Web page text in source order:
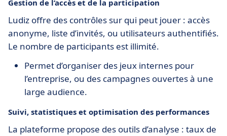
Gestion de l’accès et de la participation
Ludiz offre des contrôles sur qui peut jouer : accès
anonyme, liste d’invités, ou utilisateurs authentifiés.
Le nombre de participants est illimité.
Permet d’organiser des jeux internes pour
l’entreprise, ou des campagnes ouvertes à une
large audience.
Suivi, statistiques et optimisation des performances
La plateforme propose des outils d’analyse : taux de